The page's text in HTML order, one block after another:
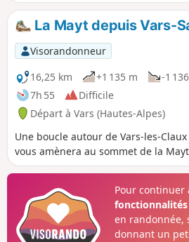
La Mayt depuis Vars-
Visorandonneur
16,25 km
+1 135 m
-1
7h 55
Difficile
Départ à Vars (Hautes-Alpes)
Une boucle autour de Vars-les-
vous amènera au sommet de la Mayt
Pour continuer
en randonnée,
donnant un